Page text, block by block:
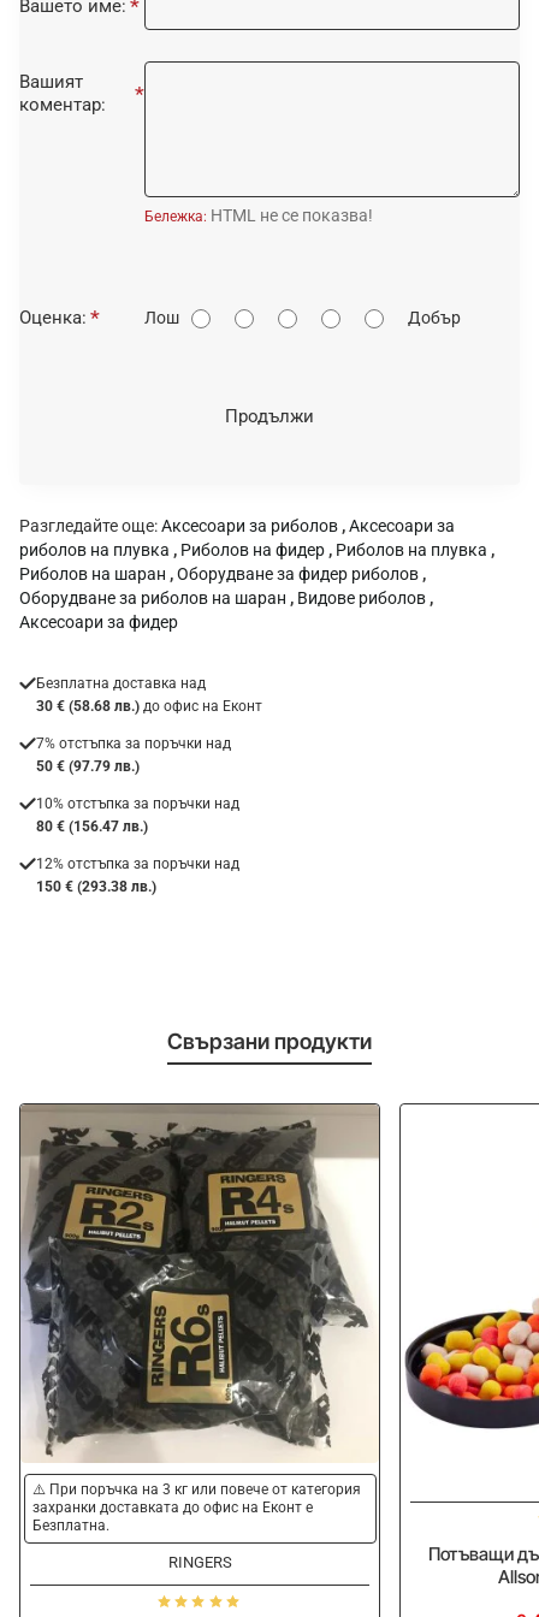
Вашето име:
Вашият
коментар:
Бележка: HTML не се показва!
О
Оценка: Лош Добър
Продължи
Разгледайте още:Аксесоари за риболов ,Аксесоари за
риболов на плувка , Риболов на фидер , Риболов на плувка ,
Риболов на шаран ,Оборудване за фидер риболов ,
Оборудване за риболов на шаран , Видове риболов ,
Аксесоари за фидер
Безплатна доставка над
30 € (58.68 лв.) до офис на Еконт
7% отстъпка за поръчки над
50 € (97.79 лв.)
10% отстъпка за поръчки над
80 € (156.47 лв.)
12% отстъпка за поръчки над
150 € (293.38 лв.)
Свързани продукти
⚠️ При поръчка на 3 кг или повече от категория
захранки доставката до офис на Еконт е
Безплатна.
RINGERS
Потъващи